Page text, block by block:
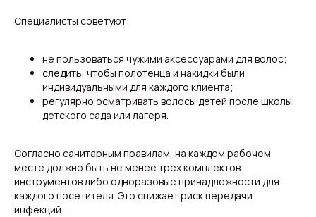
Специалисты советуют:
не пользоваться чужими аксессуарами для волос;
следить, чтобы полотенца и накидки были
индивидуальными для каждого клиента;
регулярно осматривать волосы детей после школы,
детского сада или лагеря.
Согласно санитарным правилам, на каждом рабочем
месте должно быть не менее трех комплектов
инструментов либо одноразовые принадлежности для
каждого посетителя. Это снижает риск передачи
инфекций.